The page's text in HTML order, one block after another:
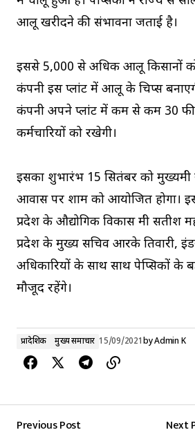
आलू खरीदने की संभावना जताई है।
इससे 5,000 से अधिक आलू किसानों
कंपनी इस प्लांट में आलू के चिप्स
कंपनी अपने प्लांट में कम से कम 30
कर्मचारियों को रखेगी।
इसका शुभारंभ 15 सितंबर को
आवास पर शाम को आयोजित होगा।
प्रदेश के औद्योगिक विकास मंत्री सतीश
प्रदेश के मुख्य सचिव आरके तिवारी,
अधिकारियों के साथ साथ पेप्सिकों के
मौजूद रहेंगे।
प्रादेशिक मुख्य समाचार 15/09/2021byAdmin K
Previous Post
Next